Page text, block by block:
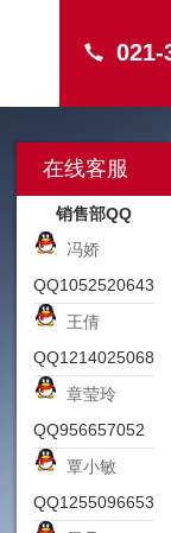
021-
在线客服
销售部QQ
冯娇
QQ1052520643
王倩
QQ1214025068
章莹玲
QQ956657052
覃小敏
QQ1255096653